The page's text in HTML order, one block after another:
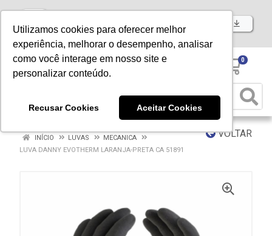
Utilizamos cookies para oferecer melhor
experiência, melhorar o desempenho, analisar
como você interage em nosso site e
personalizar conteúdo.
Recusar Cookies Aceitar Cookies
Baixe já nosso APP
0
VOLTAR
INÍCIO LUVAS
MECANICA
LUVA DANNY EVOTHERM LARANJA-PRETA CA 51891